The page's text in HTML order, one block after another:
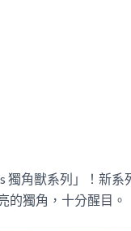
角獸系列」！新系
的獨角，十分醒目。